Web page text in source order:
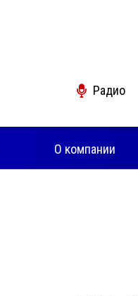
Радио
О компании